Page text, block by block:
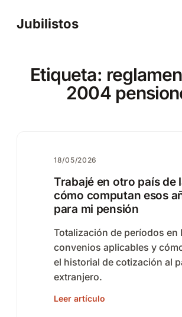
Jubilistos
Etiqueta:
2004
18/05/2026
Trabajé en otro país de
cómo computan esos
para mi pensión
Totalización de períodos en
convenios aplicables y
el historial de cotización al
extranjero.
Leer artículo